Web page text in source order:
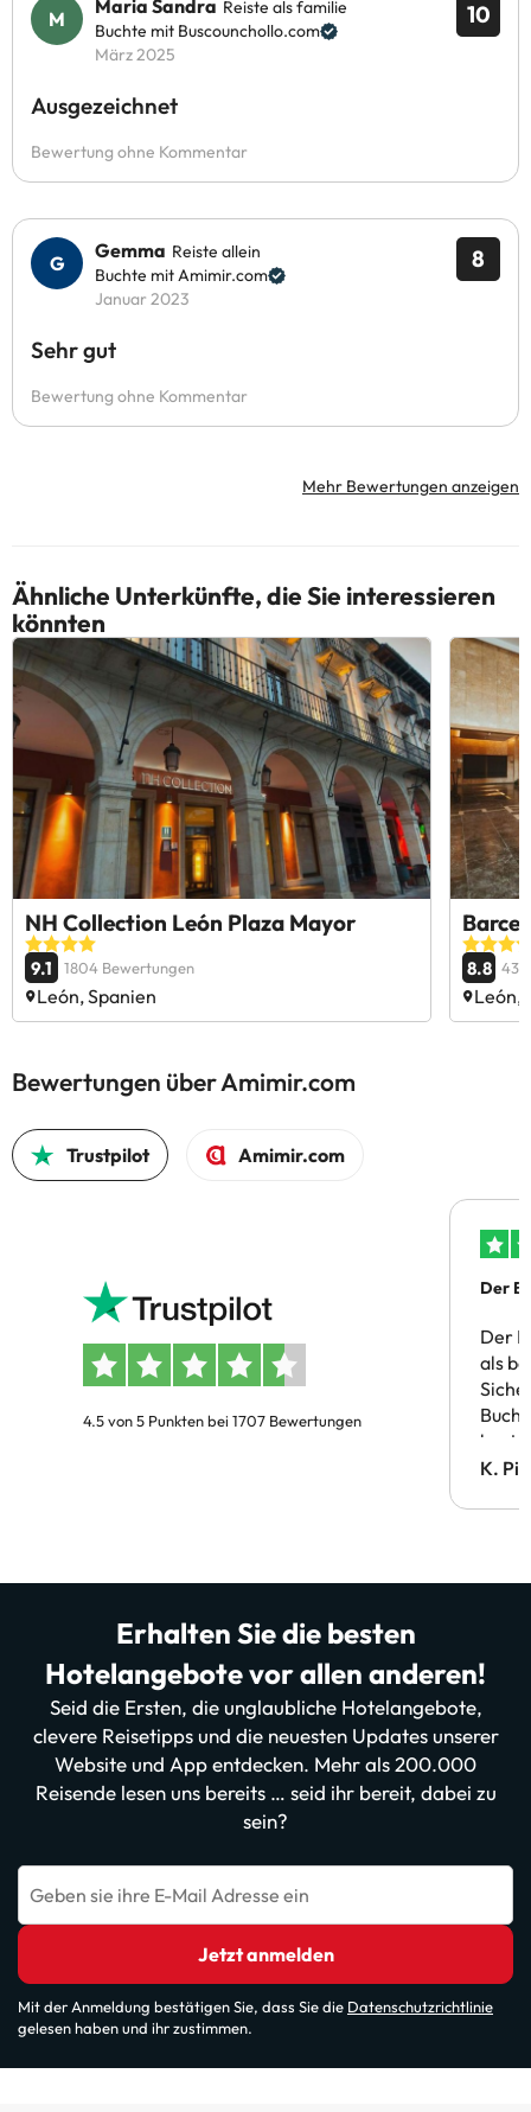
10
Maria Sandra Reiste als familie
Buchte mit Buscounchollo.com
März 2025
Ausgezeichnet
Bewertung ohne Kommentar
8
Gemma Reiste allein
Buchte mit Amimir.com
Januar 2023
Sehr gut
Bewertung ohne Kommentar
Mehr Bewertungen anzeigen
Ähnliche Unterkünfte, die Sie interessieren
könnten
NH Collection León Plaza Mayor
9.1 1804 Bewertungen
León, Spanien
8.8
León,
Bewertungen über Amimir.com
Trustpilot Amimir.com
4.5 von 5 Punkten bei 1707 Bewertungen
Der
Der
als
K.
Erhalten Sie die besten
Hotelangebote vor allen anderen!
Seid die Ersten, die unglaubliche Hotelangebote,
clevere Reisetipps und die neuesten Updates unserer
Website und App entdecken. Mehr als 200.000
Reisende lesen uns bereits … seid ihr bereit, dabei zu
sein?
Geben sie ihre E-Mail Adresse ein
Jetzt anmelden
Mit der Anmeldung bestätigen Sie, dass Sie die Datenschutzrichtlinie
gelesen haben und ihr zustimmen.